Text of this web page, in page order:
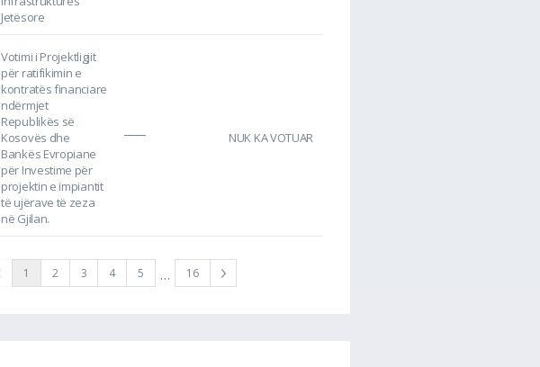
Jetësore
Votimi i Projektligjit
për ratifikimin e
kontratës financiare
ndërmjet
Republikës së
Kosovës dhe
Bankës Evropiane
për Investime për
projektin e impiantit
të ujërave të zeza
në Gjilan.
NUK KA VOTUAR
1 2 3 4 5 … 16